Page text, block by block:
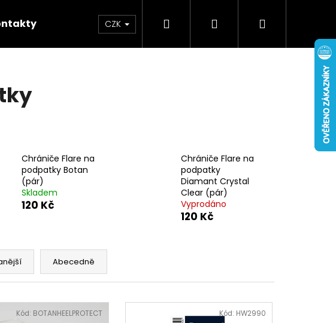
Obchodní podmínky Záruka Napište nám
CZK Hledat PřihlášeníNákupní
Chrániče Flare na
podpatky Botan
(pár)
Skladem
120 Kč
Chrániče Flare na
podpatky
Diamant Crystal
Clear (pár)
Vyprodáno
120 Kč
Abecedně
Kód: BOTANHEELPROTECT Kód: HW2990